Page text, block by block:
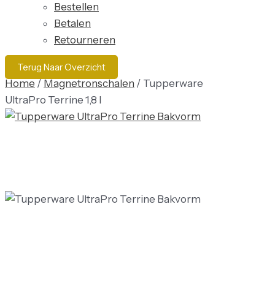
Bestellen
Betalen
Retourneren
Terug Naar Overzicht
Home / Magnetronschalen / Tupperware
UltraPro Terrine 1,8 l